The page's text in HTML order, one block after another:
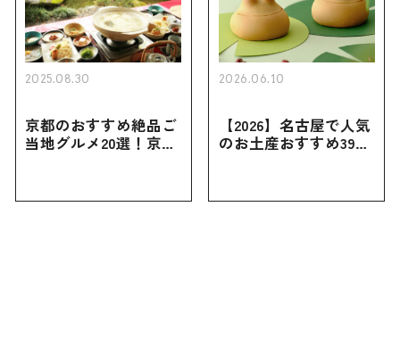
2025.08.30
京都のおすすめ絶品ご
当地グルメ20選！京都
2026.06.10
【2026】名古屋で人気
のお土産おすすめ39選
お土産・ばらまき用ま